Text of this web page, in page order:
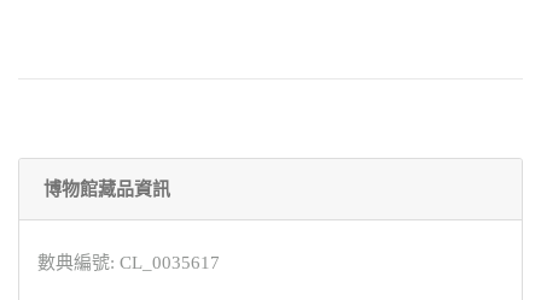
博物館藏品資訊
數典編號: CL_0035617